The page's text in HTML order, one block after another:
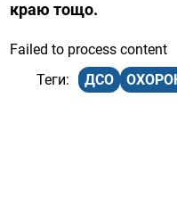
краю тощо.
Failed to process content
ДСО